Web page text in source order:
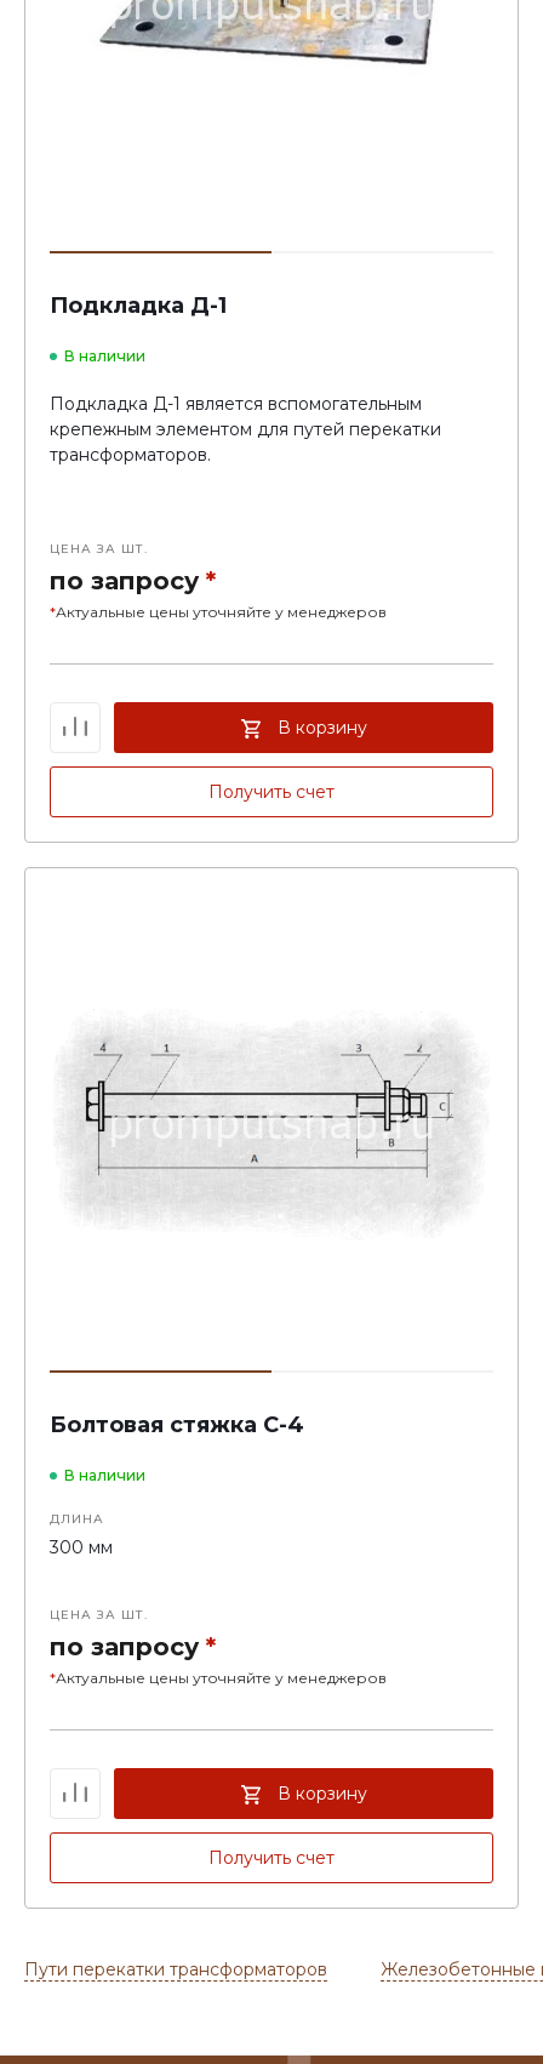
Подкладка Д-1
В наличии
Подкладка Д-1 является вспомогательным
крепежным элементом для путей перекатки
трансформаторов.
ЦЕНА ЗА ШТ.
по запросу *
*Актуальные цены уточняйте у менеджеров
Получить счет
В корзину
Болтовая стяжка С-4
В наличии
ДЛИНА
300 мм
ЦЕНА ЗА ШТ.
по запросу *
*Актуальные цены уточняйте у менеджеров
Получить счет
В корзину
Пути перекатки трансформаторов Железобетонные